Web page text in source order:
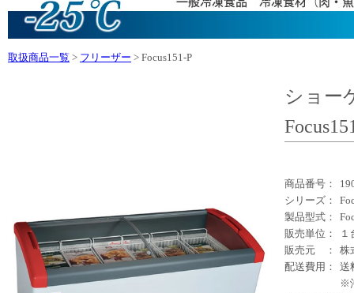
取扱商品一覧 > フリーザー > Focus151-P
ショー
商品番号：
シリーズ：
製品型式：
販売単位：
１
販売元 ：
株
配送費用：
送
※